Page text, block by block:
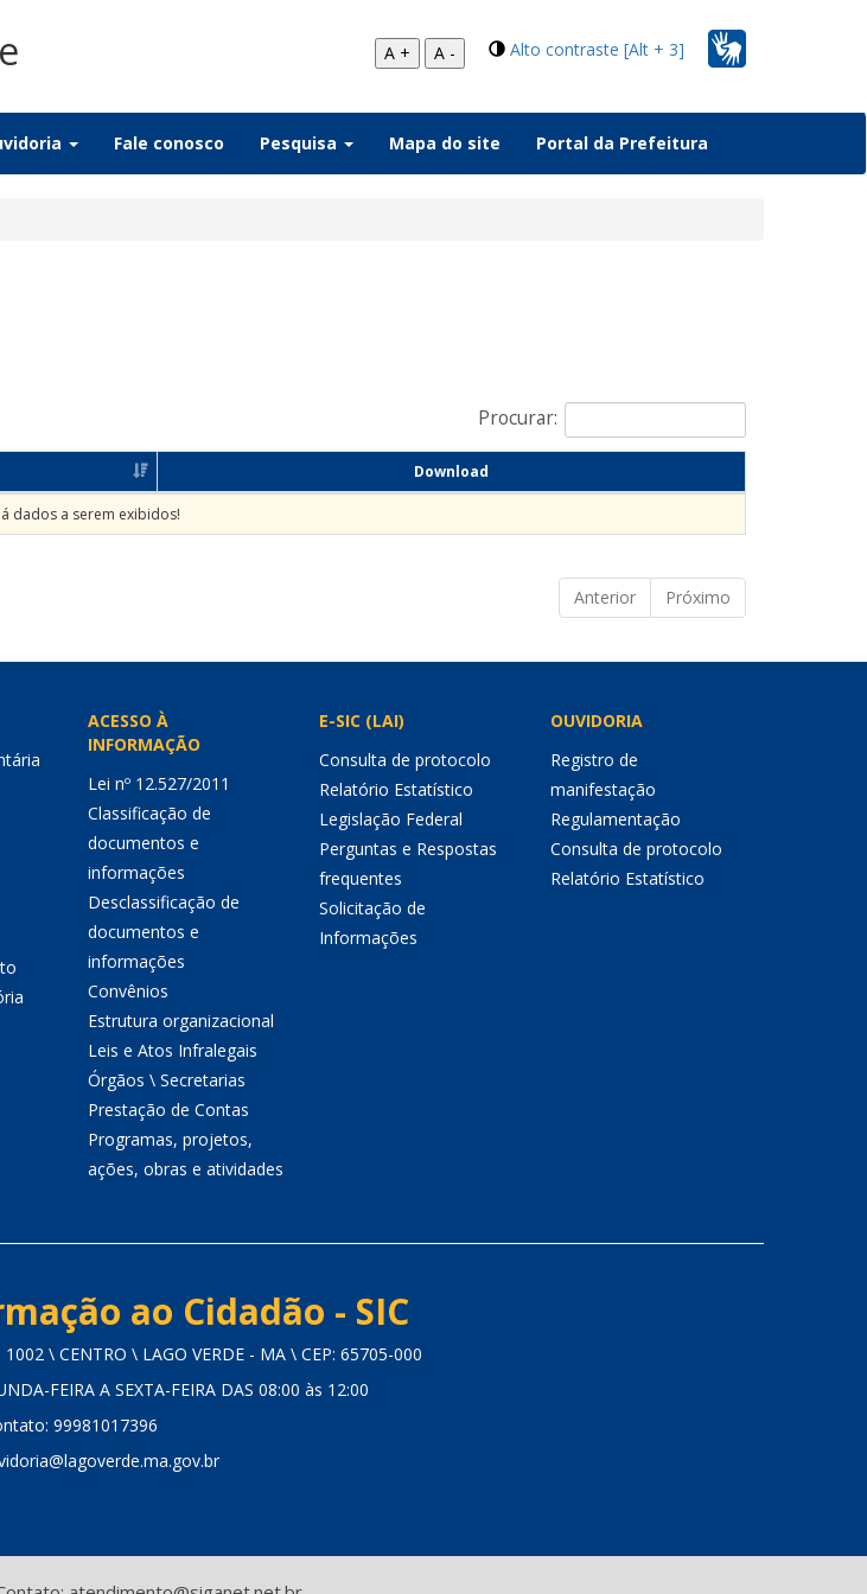
Alto contraste [Alt + 3]
A + A -
Fale conosco Pesquisa Mapa do site Portal da Prefeitura
Procurar:
Download
dados a serem exibidos!
Anterior
Próximo
ACESSO À
INFORMAÇÃO
Lei nº 12.527/2011
Classificação de
documentos e
informações
Desclassificação de
documentos e
informações
Convênios
Estrutura organizacional
Leis e Atos Infralegais
Órgãos \ Secretarias
Prestação de Contas
Programas, projetos,
ações, obras e atividades
E-SIC (LAI)
Consulta de protocolo
Relatório Estatístico
Legislação Federal
Perguntas e Respostas
frequentes
Solicitação de
Informações
OUVIDORIA
Registro de
manifestação
Regulamentação
Consulta de protocolo
Relatório Estatístico
ao Cidadão - SIC
\ CENTRO \ LAGO VERDE - MA \ CEP: 65705-000
FEIRA A SEXTA-FEIRA DAS 08:00 às 12:00
99981017396